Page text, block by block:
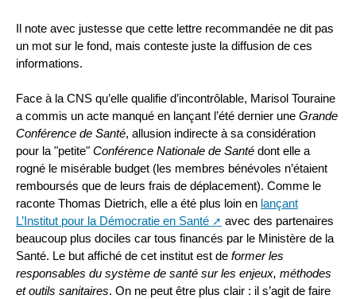
Il note avec justesse que cette lettre recommandée ne dit pas
un mot sur le fond, mais conteste juste la diffusion de ces
informations.
Face à la CNS qu’elle qualifie d’incontrôlable, Marisol Touraine
a commis un acte manqué en lançant l’été dernier une Grande
Conférence de Santé, allusion indirecte à sa considération
pour la "petite" Conférence Nationale de Santé dont elle a
rogné le misérable budget (les membres bénévoles n’étaient
remboursés que de leurs frais de déplacement). Comme le
raconte Thomas Dietrich, elle a été plus loin en lançant
L’Institut pour la Démocratie en Santé
avec des partenaires
beaucoup plus dociles car tous financés par le Ministère de la
Santé. Le but affiché de cet institut est de former les
responsables du système de santé sur les enjeux, méthodes
et outils sanitaires. On ne peut être plus clair : il s’agit de faire